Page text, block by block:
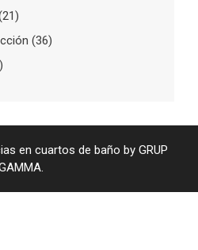
(36)
en cuartos de baño by GRUP